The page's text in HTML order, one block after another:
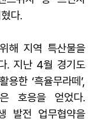
다.
해 지역 특산물을
. 지난 4월 경기도
한 ‘흑율무라떼’,
호응을 얻었다.
발전 업무협약을